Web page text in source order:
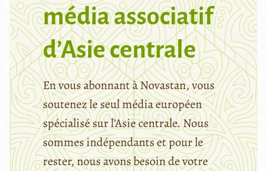
média associatif
d’Asie centrale
En vous abonnant à Novastan, vous
soutenez le seul média européen
spécialisé sur l’Asie centrale. Nous
sommes indépendants et pour le
rester, nous avons besoin de votre